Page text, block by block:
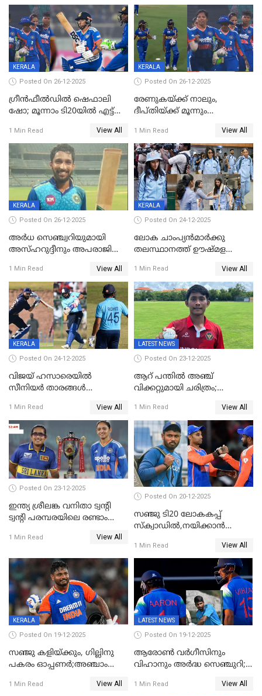
ഇന്ത്യ
KERALA
Posted On 26-12-2025
ഗ്രീന്‍ഫീല്‍ഡില്‍ ഷെഫാലി
ഷോ; മൂന്നാം ടി20യിൽ എട്ട്
വനിതകള്‍ക്കെതിരായ ടി20
പരമ്പര ഇന്ത്യക്ക്
1 Min Read View All
KERALA
Posted On 26-12-2025
രേണുകയ്ക്ക് നാലും,
ദീപ്തിയ്ക്ക് മൂന്നും
ടി20യിലും ശ്രീലങ്കയ്ക്ക്
ബാറ്റിംഗ് തകര്‍ച്ച; ഇന്ത്യയ്ക്ക്
വിജയലക്ഷ്യം 113 റൺസ്
1 Min Read View All
KERALA
Posted On 26-12-2025
അർധ സെഞ്ച്വറിയുമായി
അസ്ഹറുദ്ദീനും അപരാജിതും
റൺസ് വിജയലക്ഷ്യമുയർത്തി
കേരളം
1 Min Read View All
KERALA
Posted On 24-12-2025
ലോക ചാംപ്യൻമാർക്കു
തലസ്ഥാനത്ത് ഊഷ്മള
മത്സരം ജയിച്ചാൽ ഇന്ത്യയ്ക്കു
പരമ്പര
1 Min Read View All
KERALA
Posted On 24-12-2025
വിജയ് ഹസാരെയിൽ
സീനിയർ താരങ്ങൾ
സച്ചിന്‍റെ റെക്കോഡ് മറികടന്ന്
കോഹ്‌ലി, രോഹിത്
വാർണർക്കൊപ്പം
1 Min Read View All
LATEST NEWS
Posted On 23-12-2025
ആറ് പന്തിൽ അഞ്ച്
വിക്കറ്റുമായി ചരിത്രം;
റെക്കോഡുമായി
ഇന്തോനേഷ്യൻ താരം
1 Min Read View All
Posted On 23-12-2025
ഇന്ത്യ ശ്രീലങ്ക വനിതാ ട്വന്റി
ട്വന്റി പരമ്പരയിലെ രണ്ടാം
1 Min Read View All
Posted On 20-12-2025
സഞ്ജു ടി20 ലോകകപ്പ്
സ്‌ക്വാഡിൽ,നയിക്കാൻ
പ്രഖ്യാപിച്ച് ബി.സി.സി.ഐ
1 Min Read View All
KERALA
Posted On 19-12-2025
സഞ്ജു കളിയ്ക്കും, ഗില്ലിനു
പകരം ഓപ്പണർ;അഞ്ചാം
മാറ്റം
1 Min Read View All
LATEST NEWS
Posted On 19-12-2025
ആരോൺ വർഗീസിനും
വിഹാനും അർദ്ധ സെഞ്ചുറി;
ഇന്ത്യ ഫൈനലിൽ
1 Min Read View All